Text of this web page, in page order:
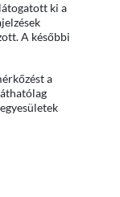
ki a
A későbbi
a